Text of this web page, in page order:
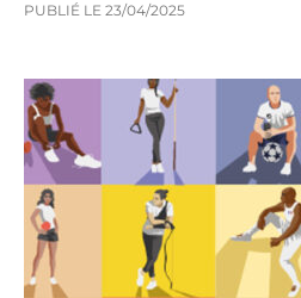
PUBLIÉ LE 23/04/2025